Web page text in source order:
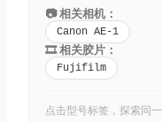
📷 相关相机：
Canon AE-1
🎞️ 相关胶片：
Fujifilm
点击型号标签，探索同